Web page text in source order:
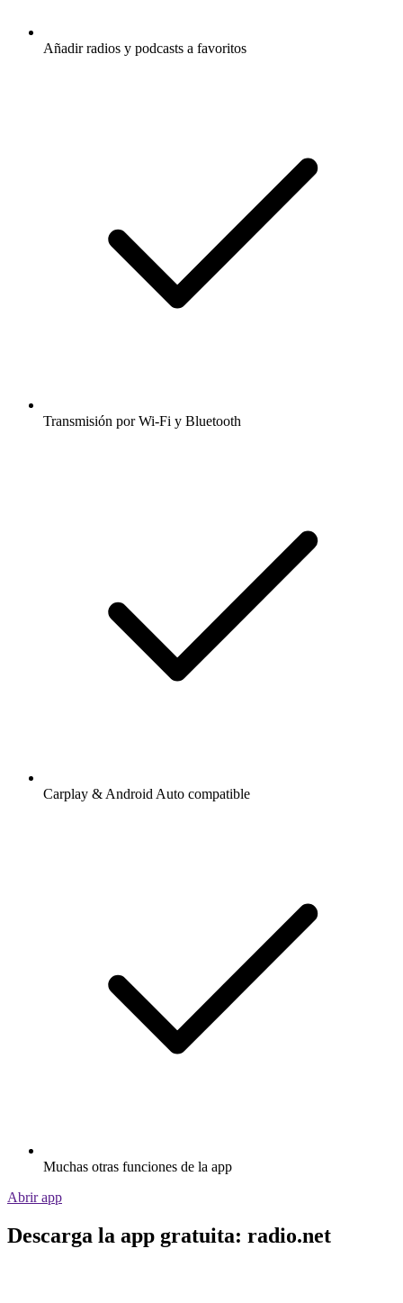
Añadir radios y podcasts a favoritos
Transmisión por Wi-Fi y Bluetooth
Carplay & Android Auto compatible
Muchas otras funciones de la app
Abrir app
Descarga la app gratuita: radio.net